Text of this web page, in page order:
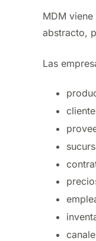
MDM viene
abstracto,
Las